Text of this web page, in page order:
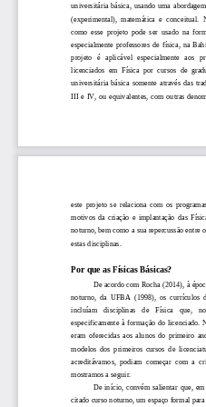
universitária  básica,  usando  uma
(experimental),  matemática  e  conceitual.
como  esse  projeto  pode  ser  usado  na
especialmente  professores  de  física,  na
projeto   é   aplicável   especialmente   aos
licenciados  em  Física  por  cursos  de
universitária  básica  somente  através  das
III  e  IV,  ou  equivalentes,  com  outras
este  projeto  se  relaciona  com  os
motivos  da  criação  e  implantação  das
noturno, bem como a sua repercussão entre
estas disciplinas.
Por que as Físicas Básicas?
De acordo com Rocha (2014), à
noturno,  da  UFBA  (1998),  os  currículos
incluíam   disciplinas   de   Física   que,
especificamente  à formação do licenciado.
eram  oferecidas  aos  alunos  do  primeiro
modelos  dos  primeiros  cursos  de
acreditávamos,  podiam  começar  com  a
mostramos a seguir.
De  início,  convém  salientar  que,  em
citado curso noturno, um espaço formal